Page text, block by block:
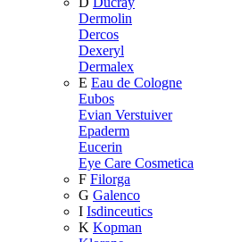
Dermolin
Dercos
Dexeryl
Dermalex
E Eau de Cologne
Eubos
Evian Verstuiver
Epaderm
Eucerin
Eye Care Cosmetica
F Filorga
G Galenco
I Isdinceutics
K Kopman